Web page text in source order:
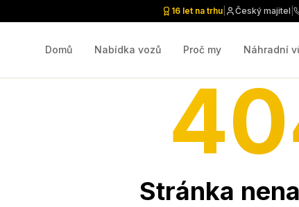
16 let na trhu Český majitel
Domů Nabídka vozů Proč my Náhradní
Stránka